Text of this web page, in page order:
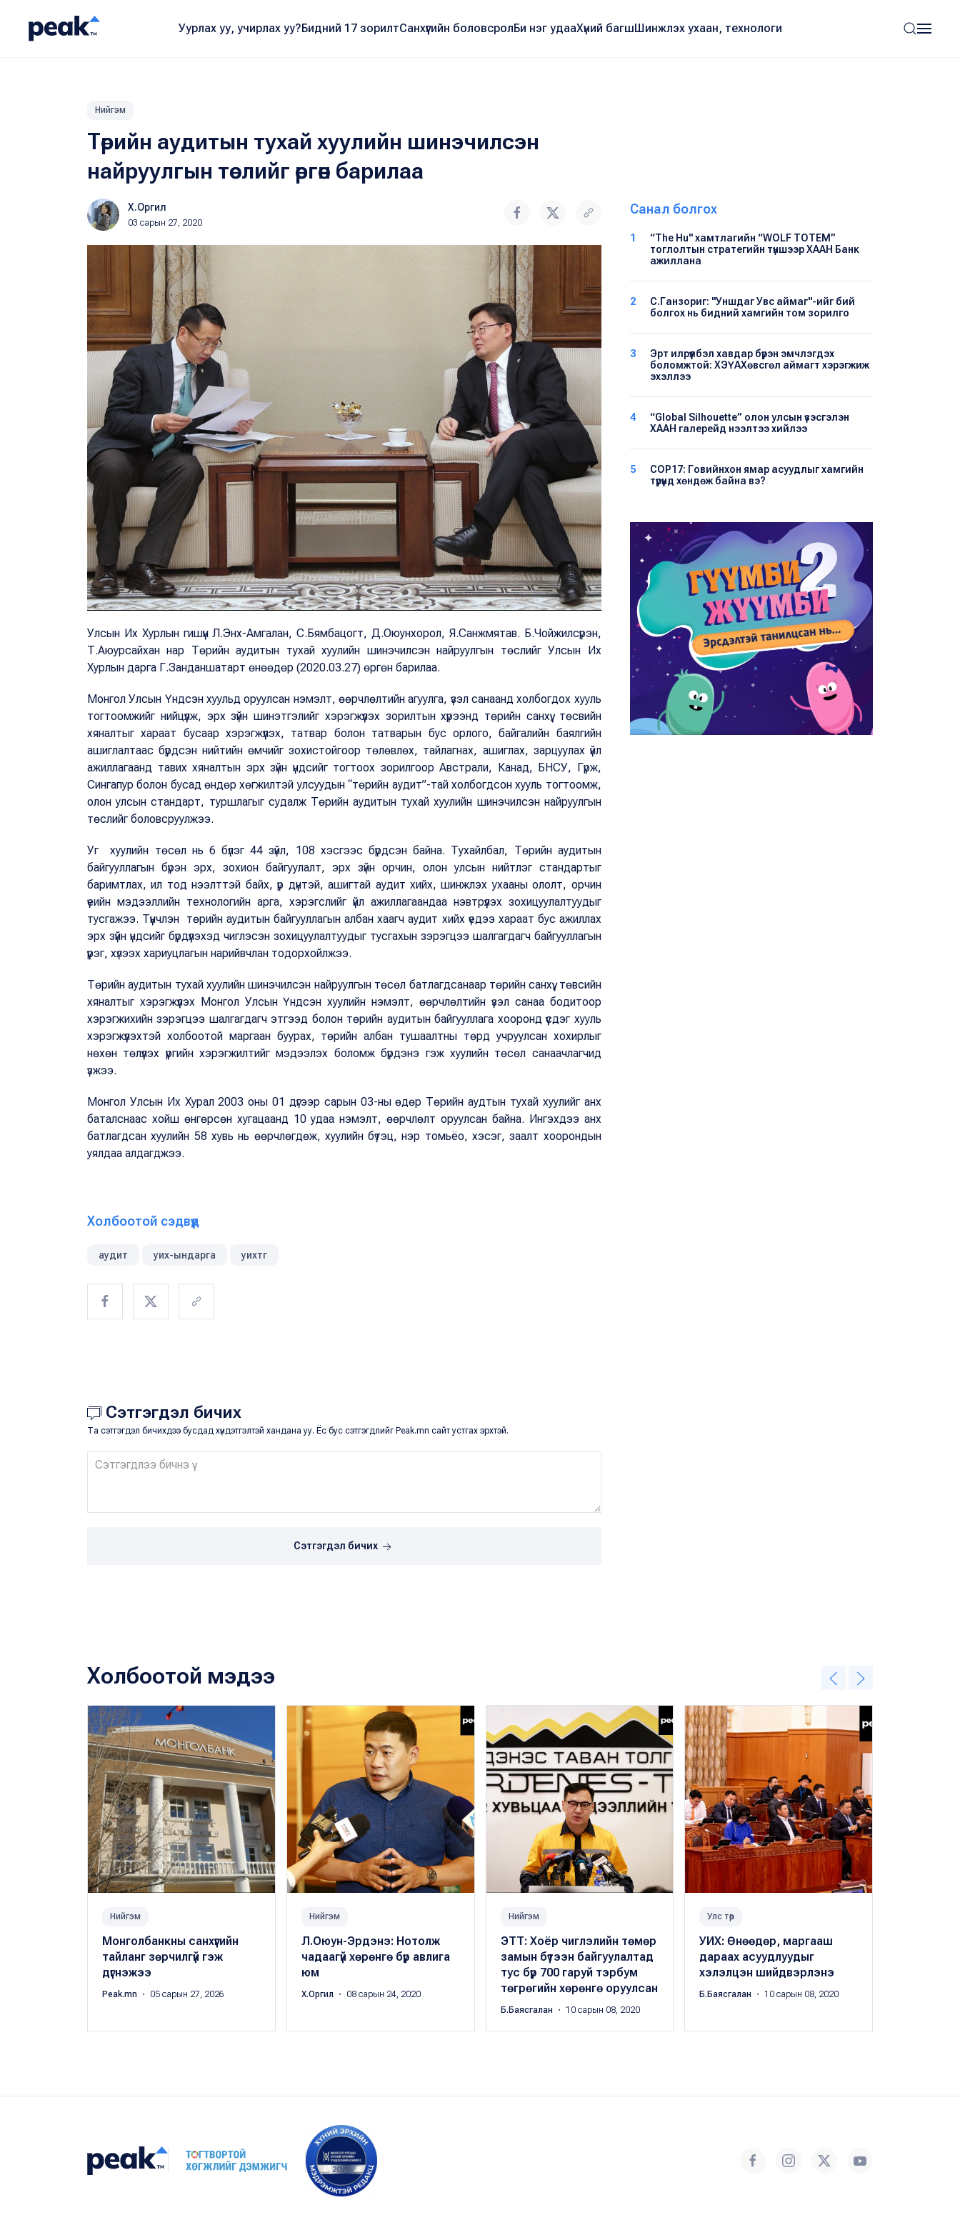
Уурлах уу, учирлах уу?Бидний 17 зорилтСанхүүгийн боловсролБи нэг удааХүний багшШинжлэх ухаан, технологи
Нийгэм
Төрийн аудитын тухай хуулийн шинэчилсэн
найруулгын төслийг өргөн барилаа
Х.Оргил
03 сарын 27, 2020
Улсын Их Хурлын гишүүн Л.Энх-Амгалан, С.Бямбацогт, Д.Оюунхорол, Я.Санжмятав. Б.Чойжилсүрэн,
Т.Аюурсайхан нар Төрийн аудитын тухай хуулийн шинэчилсэн найруулгын төслийг Улсын Их
Хурлын дарга Г.Занданшатарт өнөөдөр (2020.03.27) өргөн барилаа.
Монгол Улсын Үндсэн хуульд оруулсан нэмэлт, өөрчлөлтийн агуулга, үзэл санаанд холбогдох хууль
тогтоомжийг нийцүүлж, эрх зүйн шинэтгэлийг хэрэгжүүлэх зорилтын хүрээнд төрийн санхүү, төсвийн
хяналтыг хараат бусаар хэрэгжүүлэх, татвар болон татварын бус орлого, байгалийн баялгийн
ашиглалтаас бүрдсэн нийтийн өмчийг зохистойгоор төлөвлөх, тайлагнах, ашиглах, зарцуулах үйл
ажиллагаанд тавих хяналтын эрх зүйн үндсийг тогтоох зорилгоор Австрали, Канад, БНСУ, Гүрж,
Сингапур болон бусад өндөр хөгжилтэй улсуудын “төрийн аудит”-тай холбогдсон хууль тогтоомж,
олон улсын стандарт, туршлагыг судалж Төрийн аудитын тухай хуулийн шинэчилсэн найруулгын
төслийг боловсруулжээ.
Уг хуулийн төсөл нь 6 бүлэг 44 зүйл, 108 хэсгээс бүрдсэн байна. Тухайлбал, Төрийн аудитын
байгууллагын бүрэн эрх, зохион байгуулалт, эрх зүйн орчин, олон улсын нийтлэг стандартыг
баримтлах, ил тод нээлттэй байх, үр дүнтэй, ашигтай аудит хийх, шинжлэх ухааны ололт, орчин
үеийн мэдээллийн технологийн арга, хэрэгслийг үйл ажиллагаандаа нэвтрүүлэх зохицуулалтуудыг
тусгажээ. Түүнчлэн төрийн аудитын байгууллагын албан хаагч аудит хийх үедээ хараат бус ажиллах
эрх зүйн үндсийг бүрдүүлэхэд чиглэсэн зохицуулалтуудыг тусгахын зэрэгцээ шалгагдагч байгууллагын
үүрэг, хүлээх хариуцлагын нарийвчлан тодорхойлжээ.
Төрийн аудитын тухай хуулийн шинэчилсэн найруулгын төсөл батлагдсанаар төрийн санхүү, төвсийн
хяналтыг хэрэгжүүлэх Монгол Улсын Үндсэн хуулийн нэмэлт, өөрчлөлтийн үзэл санаа бодитоор
хэрэгжихийн зэрэгцээ шалгагдагч этгээд болон төрийн аудитын байгууллага хооронд үүсдэг хууль
хэрэгжүүлэхтэй холбоотой маргаан буурах, төрийн албан тушаалтны төрд учруулсан хохирлыг
нөхөн төлүүлэх үүргийн хэрэгжилтийг мэдээлэх боломж бүрдэнэ гэж хуулийн төсөл санаачлагчид
үзжээ.
Монгол Улсын Их Хурал 2003 оны 01 дүгээр сарын 03-ны өдөр Төрийн аудтын тухай хуулийг анх
баталснаас хойш өнгөрсөн хугацаанд 10 удаа нэмэлт, өөрчлөлт оруулсан байна. Ингэхдээ анх
батлагдсан хуулийн 58 хувь нь өөрчлөгдөж, хуулийн бүтэц, нэр томьёо, хэсэг, заалт хоорондын
уялдаа алдагджээ.
Холбоотой сэдвүүд
аудит уих-ындарга уихтг
Сэтгэгдэл бичих
Та сэтгэгдэл бичихдээ бусдад хүндэтгэлтэй хандана уу. Ёс бус сэтгэгдлийг Peak.mn сайт устгах эрхтэй.
Сэтгэгдэл бичих
Санал болгох
1
“The Hu" хамтлагийн “WOLF TOTEM”
тоглолтын стратегийн түншээр ХААН Банк
ажиллана
2
С.Ганзориг: "Уншдаг Увс аймаг"-ийг бий
болгох нь бидний хамгийн том зорилго
3
Эрт илрүүлбэл хавдар бүрэн эмчлэгдэх
боломжтой: ХЭҮА​Хөвсгөл аймагт хэрэгжиж
эхэллээ
4
“Global Silhouette” олон улсын үзэсгэлэн
ХААН галерейд нээлтээ хийлээ
5
COP17: Говийнхон ямар асуудлыг хамгийн
түрүүнд хөндөж байна вэ?
Холбоотой мэдээ
Нийгэм
Монголбанкны санхүүгийн
тайланг зөрчилгүй гэж
дүгнэжээ
Peak.mn ・ 05 сарын 27, 2026
Нийгэм
Л.Оюун-Эрдэнэ: Нотолж
чадаагүй хөрөнгө бүр авлига
юм
Х.Оргил ・ 08 сарын 24, 2020
Нийгэм
ЭТТ: Хоёр чиглэлийн төмөр
замын бүтээн байгуулалтад
тус бүр 700 гаруй тэрбум
төгрөгийн хөрөнгө оруулсан
Б.Баясгалан ・ 10 сарын 08, 2020
Улс төр
УИХ: Өнөөдөр, маргааш
дараах асуудлуудыг
хэлэлцэн шийдвэрлэнэ
Б.Баясгалан ・ 10 сарын 08, 2020